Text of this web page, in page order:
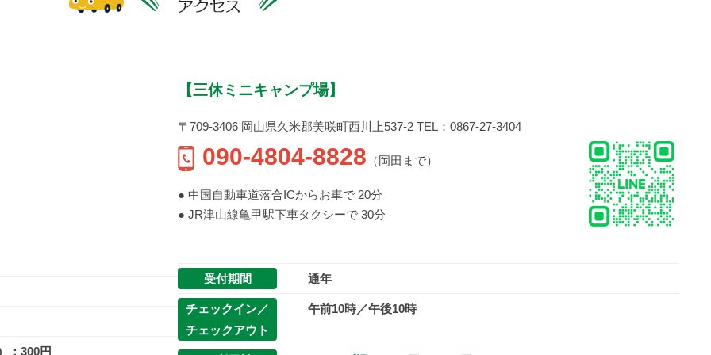
：300円
【三休ミニキャンプ場】
〒709-3406 岡山県久米郡美咲町西川上537-2 TEL：0867-27-3404
090-4804-8828 （岡田まで）
● 中国自動車道落合ICからお車で 20分
● JR津山線亀甲駅下車タクシーで 30分
受付期間 通年
チェックイン／
チェックアウト
午前10時／午後10時